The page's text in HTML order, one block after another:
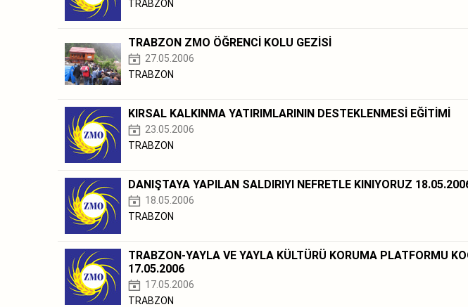
TRABZON
TRABZON ZMO ÖĞRENCİ KOLU GEZİSİ
27.05.2006
TRABZON
KIRSAL KALKINMA YATIRIMLARININ DESTEKLENMESİ EĞİTİMİ
23.05.2006
TRABZON
DANIŞTAYA YAPILAN SALDIRIYI NEFRETLE KINIYORUZ
18.05.2006
TRABZON
TRABZON-YAYLA VE YAYLA KÜLTÜRÜ KORUMA PLATFORMU
17.05.2006
17.05.2006
TRABZON